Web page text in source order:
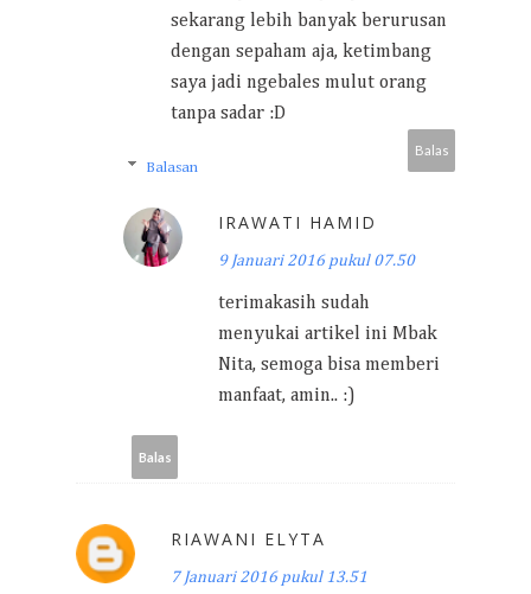
sekarang lebih banyak berurusan
dengan sepaham aja, ketimbang
saya jadi ngebales mulut orang
tanpa sadar :D
Balas
Balasan
IRAWATI HAMID
9 Januari 2016 pukul 07.50
terimakasih sudah
menyukai artikel ini Mbak
Nita, semoga bisa memberi
manfaat, amin.. :)
Balas
RIAWANI ELYTA
7 Januari 2016 pukul 13.51